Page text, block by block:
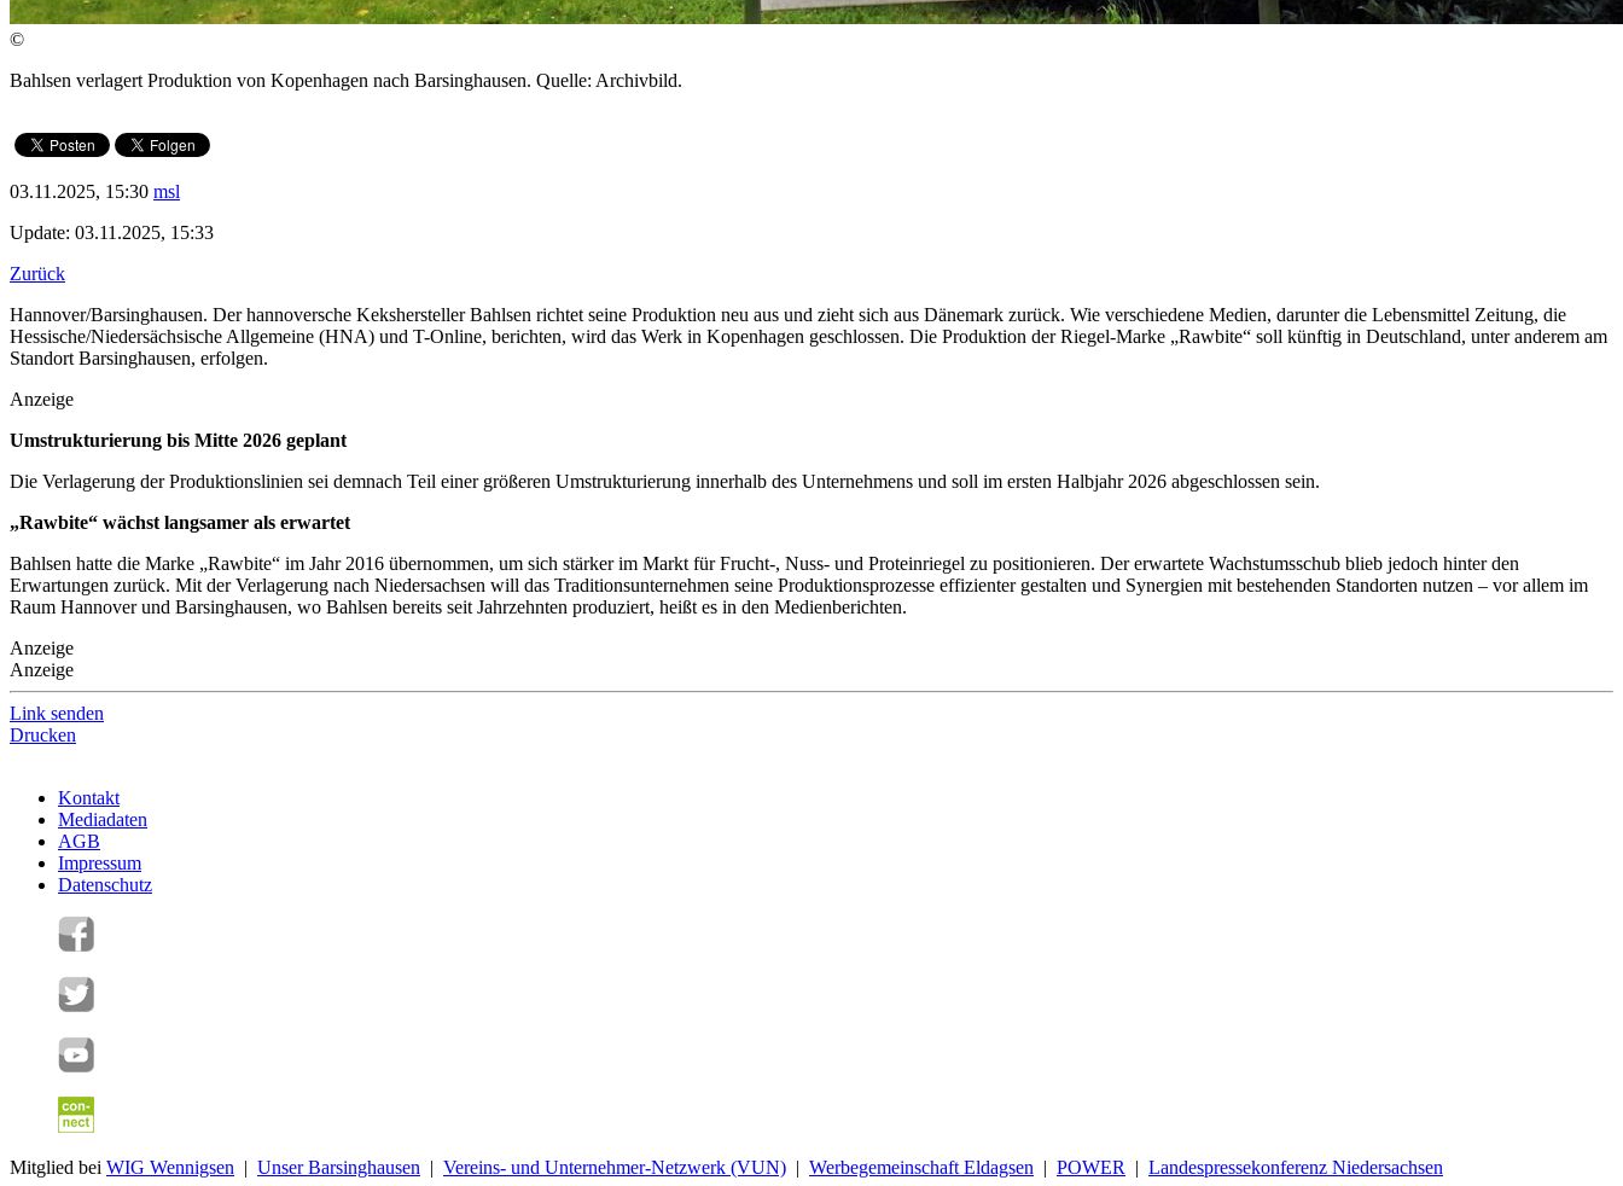
©
Bahlsen verlagert Produktion von Kopenhagen nach Barsinghausen. Quelle: Archivbild.
03.11.2025, 15:30 msl
Update: 03.11.2025, 15:33
Zurück
Hannover/Barsinghausen. Der hannoversche Kekshersteller Bahlsen richtet seine Produktion neu aus und zieht sich aus Dänemark zurück. Wie verschiedene Medien, darunter die Lebensmittel Zeitung, die
Hessische/Niedersächsische Allgemeine (HNA) und T-Online, berichten, wird das Werk in Kopenhagen geschlossen. Die Produktion der Riegel-Marke „Rawbite“ soll künftig in Deutschland, unter anderem am
Standort Barsinghausen, erfolgen.
Anzeige
Umstrukturierung bis Mitte 2026 geplant
Die Verlagerung der Produktionslinien sei demnach Teil einer größeren Umstrukturierung innerhalb des Unternehmens und soll im ersten Halbjahr 2026 abgeschlossen sein.
„Rawbite“ wächst langsamer als erwartet
Bahlsen hatte die Marke „Rawbite“ im Jahr 2016 übernommen, um sich stärker im Markt für Frucht-, Nuss- und Proteinriegel zu positionieren. Der erwartete Wachstumsschub blieb jedoch hinter den
Erwartungen zurück. Mit der Verlagerung nach Niedersachsen will das Traditionsunternehmen seine Produktionsprozesse effizienter gestalten und Synergien mit bestehenden Standorten nutzen – vor allem im
Raum Hannover und Barsinghausen, wo Bahlsen bereits seit Jahrzehnten produziert, heißt es in den Medienberichten.
Anzeige
Anzeige
Link senden
Drucken
Kontakt
Mediadaten
AGB
Impressum
Datenschutz
Mitglied bei WIG Wennigsen | Unser Barsinghausen | Vereins- und Unternehmer-Netzwerk (VUN) | Werbegemeinschaft Eldagsen | POWER | Landespressekonferenz Niedersachsen